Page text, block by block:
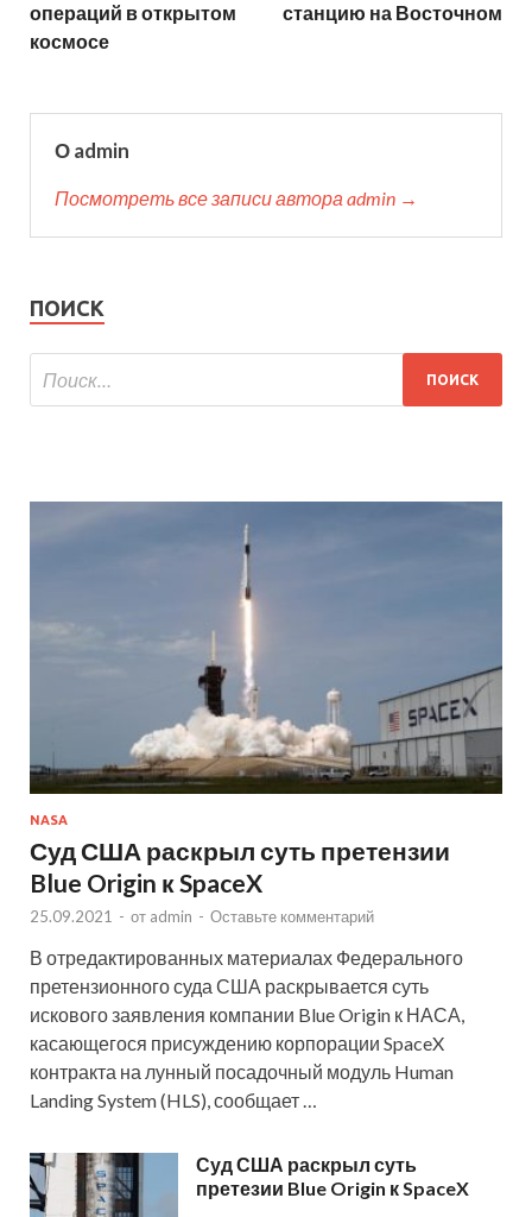
операций в открытом
космосе
станцию на Восточном
О admin
Посмотреть все записи автора admin →
ПОИСК
NASA
Суд США раскрыл суть претензии
Blue Origin к SpaceX
25.09.2021 - от admin - Оставьте комментарий
В отредактированных материалах Федерального
претензионного суда США раскрывается суть
искового заявления компании Blue Origin к НАСА,
касающегося присуждению корпорации SpaceX
контракта на лунный посадочный модуль Human
Landing System (HLS), сообщает …
Суд США раскрыл суть
претезии Blue Origin к SpaceX